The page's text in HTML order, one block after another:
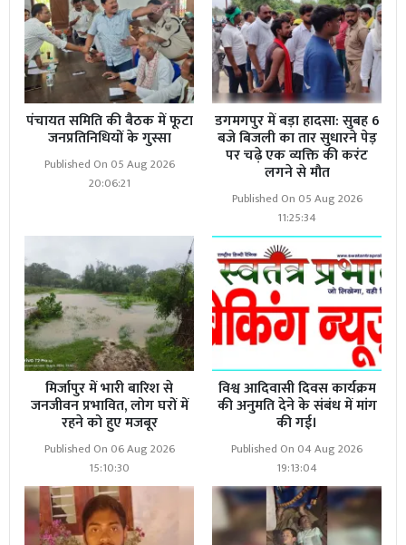
पंचायत समिति की बैठक में फूटा
जनप्रतिनिधियों के गुस्सा
Published On 05 Aug 2026
20:06:21
डगमगपुर में बड़ा हादसा: सुबह 6
बजे बिजली का तार सुधारने पेड़
पर चढ़े एक व्यक्ति की करंट
लगने से मौत
Published On 05 Aug 2026
11:25:34
मिर्जापुर में भारी बारिश से
जनजीवन प्रभावित, लोग घरों में
रहने को हुए मजबूर
Published On 06 Aug 2026
15:10:30
विश्व आदिवासी दिवस कार्यक्रम
की अनुमति देने के संबंध में मांग
की गई।
Published On 04 Aug 2026
19:13:04